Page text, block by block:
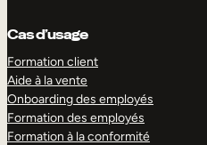
Cas d’usage
Formation client
Aide à la vente
Onboarding des employés
Formation des employés
Formation à la conformité